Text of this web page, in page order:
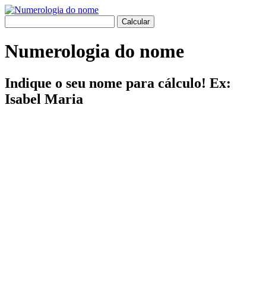
Numerologia do nome
Indique o seu nome para cálculo! Ex:
Isabel Maria